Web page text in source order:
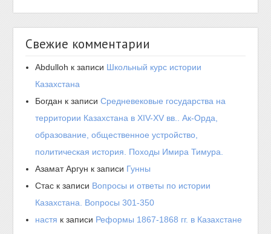
Свежие комментарии
Abdulloh к записи Школьный курс истории
Казахстана
Богдан к записиСредневековые государства на
территории Казахстана в XIV-XV вв.. Ак-Орда,
образование, общественное устройство,
политическая история. Походы Имира Тимура.
Азамат Аргун к записи Гунны
Стас к записи Вопросы и ответы по истории
Казахстана. Вопросы 301-350
настя к записи Реформы 1867-1868 гг. в Казахстане